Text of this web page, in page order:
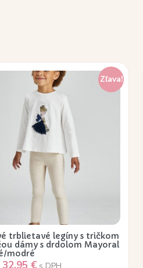
Zľava!
trblietavé legíny s tričkom
dámy s drdolom Mayoral
modré